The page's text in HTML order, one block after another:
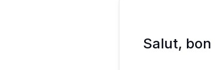
Salut,